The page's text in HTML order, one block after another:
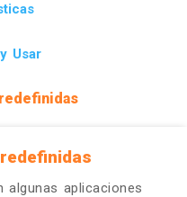
Usar
algunas aplicaciones